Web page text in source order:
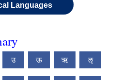
Languages
उ ऊ ऋ ऌ